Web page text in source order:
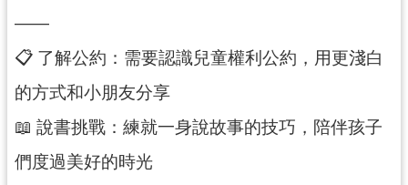
基
地
介
紹
相
關
連
——
📋 了解公約：需要認識兒童權利公約，用更淺白
的方式和小朋友分享
📖 說書挑戰：練就一身說故事的技巧，陪伴孩子
們度過美好的時光